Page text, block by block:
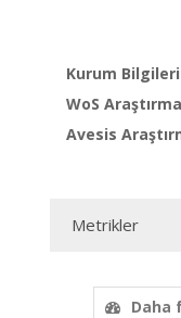
Kurum
WoS
Avesis
Metrikler
Daha